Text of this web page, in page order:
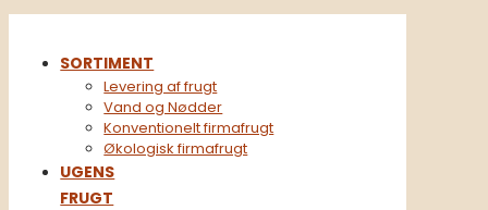
SORTIMENT
Levering af frugt
Vand og Nødder
Konventionelt firmafrugt​
Økologisk firmafrugt
UGENS
FRUGT